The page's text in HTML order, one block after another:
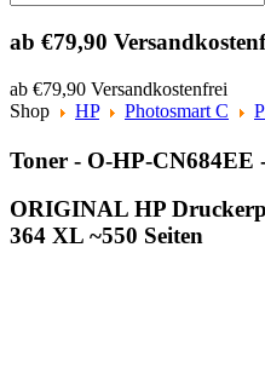
ab €79,90
ab €79,90 Versandkostenfrei
Shop
HP Photosmart C
Toner - O-HP-
ORIGINAL HP
364 XL ~550 Seiten